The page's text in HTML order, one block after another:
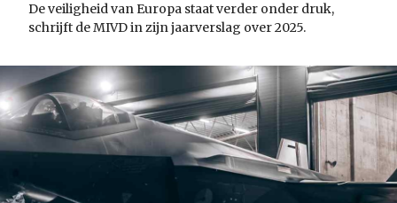
De veiligheid van Europa staat verder onder druk,
schrijft de MIVD in zijn jaarverslag over 2025.
Image